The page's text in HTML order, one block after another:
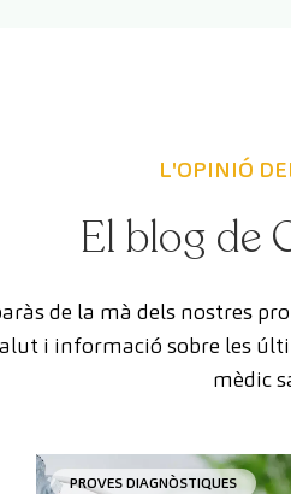
L'OPINIÓ
El blog de
de la mà dels nostres
i informació sobre les
mèdic
PROVES DIAGNÒSTIQUES